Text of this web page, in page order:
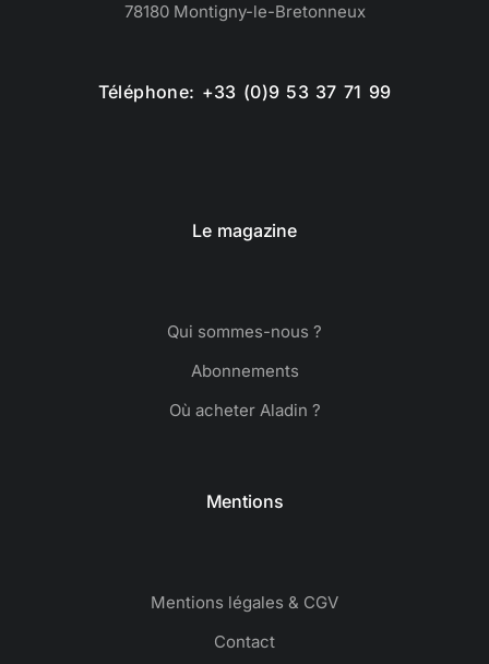
78180 Montigny-le-Bretonneux
Téléphone: +33 (0)9 53 37 71 99
Le magazine
Qui sommes-nous ?
Abonnements
Où acheter Aladin ?
Mentions
Mentions légales & CGV
Contact